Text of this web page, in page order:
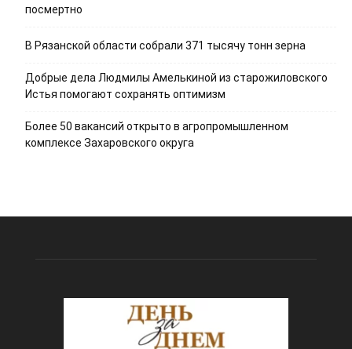
посмертно
В Рязанской области собрали 371 тысячу тонн зерна
Добрые дела Людмилы Амелькиной из старожиловского
Истья помогают сохранять оптимизм
Более 50 вакансий открыто в агропромышленном
комплексе Захаровского округа